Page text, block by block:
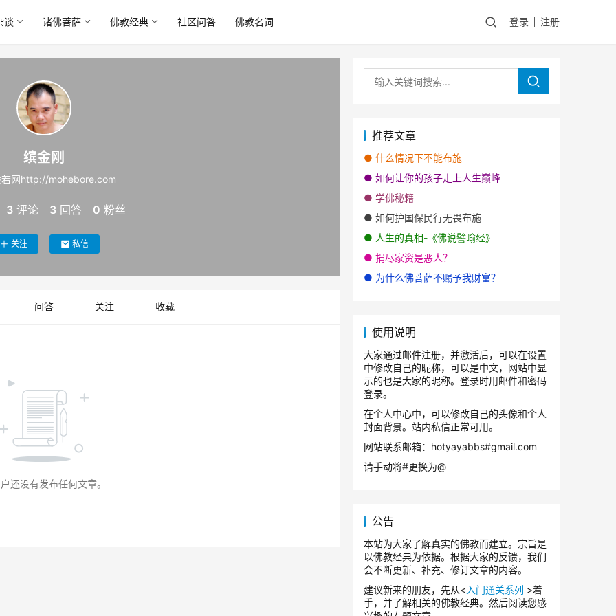
谈 诸佛菩萨 佛教经典 社区问答 佛教名词 登录 注册
缤金刚
若网http://mohebore.com
3 评论 3 回答 0 粉丝
关注 私信
问答 关注 收藏
还没有发布任何文章。
推荐文章
● 什么情况下不能布施
● 如何让你的孩子走上人生巅峰
● 学佛秘籍
● 如何护国保民行无畏布施
● 人生的真相-《佛说譬喻经》
● 捐尽家资是恶人？
● 为什么佛菩萨不赐予我财富？
使用说明
大家通过邮件注册，并激活后，可以在设置
中修改自己的昵称，可以是中文，网站中显
示的也是大家的昵称。登录时用邮件和密码
登录。
在个人中心中，可以修改自己的头像和个人
封面背景。站内私信正常可用。
网站联系邮箱：hotyayabbs#gmail.com
请手动将#更换为@
公告
本站为大家了解真实的佛教而建立。宗旨是
以佛教经典为依据。根据大家的反馈，我们
会不断更新、补充、修订文章的内容。
建议新来的朋友，先从< 入门通关系列 >着
手，并了解相关的佛教经典。然后阅读您感